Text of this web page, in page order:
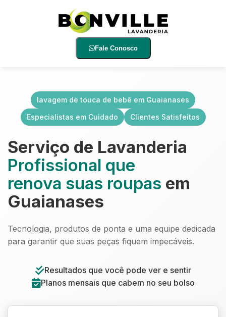
Fale Conosco
lavagem de touca de bebê em Guaianases
Especialistas em Cuidado
Clientes Satisfeitos
Serviço de Lavanderia
Profissional que
renova suas roupas em
Guaianases
Tecnologia, produtos de ponta e uma equipe dedicada
para garantir que suas peças fiquem impecáveis.
Resultados que você pode ver e sentir
Planos mensais que cabem no seu bolso